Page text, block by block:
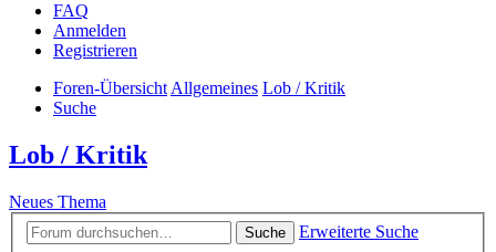
FAQ
Anmelden
Registrieren
Foren-ÜbersichtAllgemeines Lob / Kritik
Suche
Lob / Kritik
Neues Thema
Suche
Erweiterte Suche